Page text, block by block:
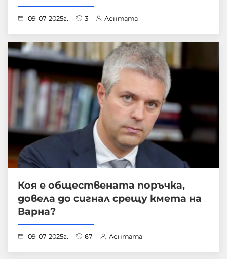
09-07-2025г. 3 Лентата
Коя е обществената поръчка,
довела до сигнал срещу кмета на
Варна?
09-07-2025г. 67 Лентата